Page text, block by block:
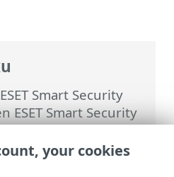
ESET Smart Security
ESET Smart Security
>ESET HOME -
palveluun>
palveluun
your cookies